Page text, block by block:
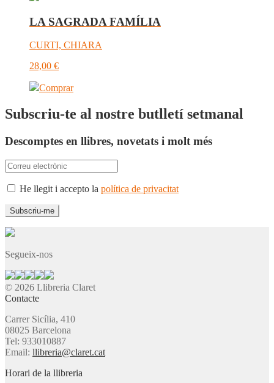
LA SAGRADA FAMÍLIA
CURTI, CHIARA
28,00 €
Comprar
Subscriu-te al nostre butlletí setmanal
Descomptes en llibres, novetats i molt més
He llegit i accepto la política de privacitat
Segueix-nos
© 2026 Llibreria Claret
Contacte
Carrer Sicília, 410
08025 Barcelona
Tel: 933010887
Email: llibreria@claret.cat
Horari de la llibreria